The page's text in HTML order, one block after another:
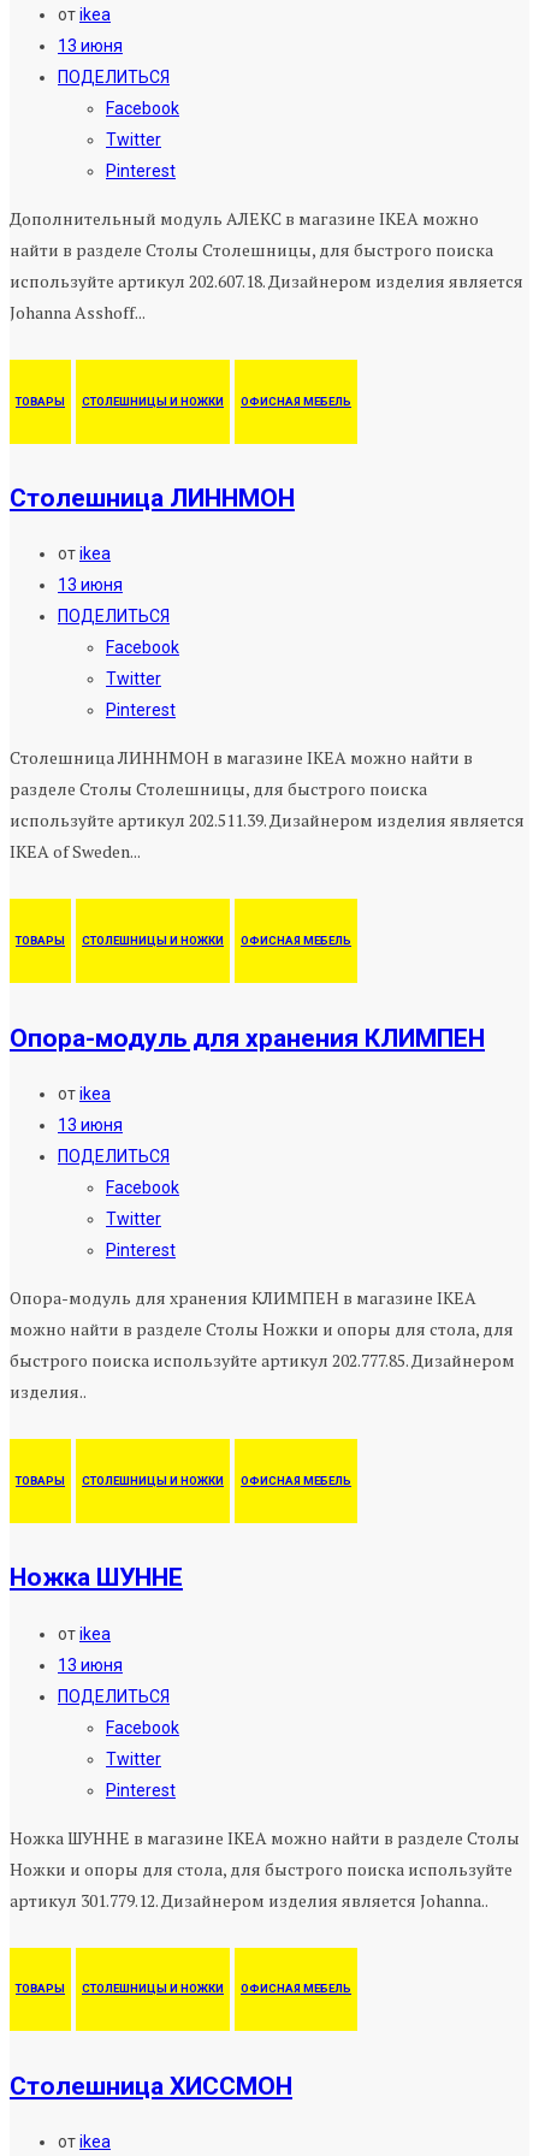
отikea
13 июня
ПОДЕЛИТЬСЯ
Facebook
Twitter
Pinterest
Дополнительный модуль АЛЕКС в магазине IKEA можно
найти в разделе Столы Столешницы, для быстрого поиска
используйте артикул 202.607.18. Дизайнером изделия является
Johanna Asshoff...
ТОВАРЫ СТОЛЕШНИЦЫ И НОЖКИ ОФИСНАЯ МЕБЕЛЬ
Столешница ЛИННМОН
отikea
13 июня
ПОДЕЛИТЬСЯ
Facebook
Twitter
Pinterest
Столешница ЛИННМОН в магазине IKEA можно найти в
разделе Столы Столешницы, для быстрого поиска
используйте артикул 202.511.39. Дизайнером изделия является
IKEA of Sweden...
ТОВАРЫ СТОЛЕШНИЦЫ И НОЖКИ ОФИСНАЯ МЕБЕЛЬ
Опора-модуль для хранения КЛИМПЕН
отikea
13 июня
ПОДЕЛИТЬСЯ
Facebook
Twitter
Pinterest
Опора-модуль для хранения КЛИМПЕН в магазине IKEA
можно найти в разделе Столы Ножки и опоры для стола, для
быстрого поиска используйте артикул 202.777.85. Дизайнером
изделия..
ТОВАРЫ СТОЛЕШНИЦЫ И НОЖКИ ОФИСНАЯ МЕБЕЛЬ
Ножка ШУННЕ
отikea
13 июня
ПОДЕЛИТЬСЯ
Facebook
Twitter
Pinterest
Ножка ШУННЕ в магазине IKEA можно найти в разделе Столы
Ножки и опоры для стола, для быстрого поиска используйте
артикул 301.779.12. Дизайнером изделия является Johanna..
ТОВАРЫ СТОЛЕШНИЦЫ И НОЖКИ ОФИСНАЯ МЕБЕЛЬ
Столешница ХИССМОН
отikea